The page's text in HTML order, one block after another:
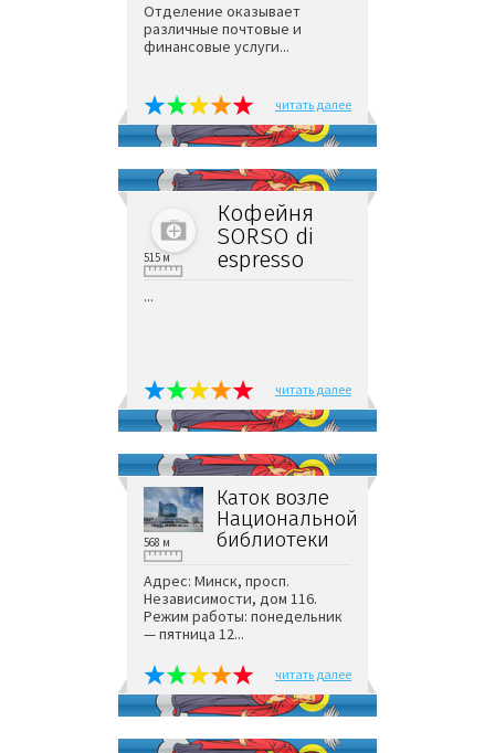
Отделение оказывает
различные почтовые и
финансовые услуги...
читать далее
Кофейня
SORSO di
espresso
515 м
...
читать далее
Каток возле
Национальной
библиотеки
568 м
Адрес: Минск, просп.
Независимости, дом 116.
Режим работы: понедельник
— пятница 12...
читать далее